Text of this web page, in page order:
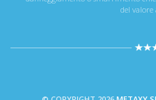
del valore